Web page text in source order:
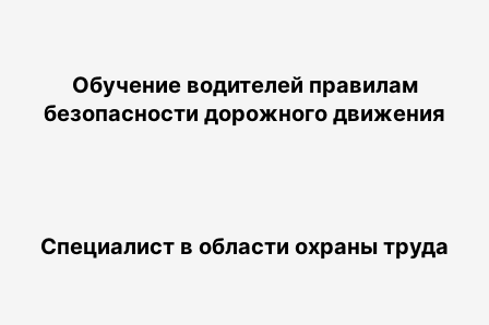
Обучение водителей правилам
безопасности дорожного движения
Специалист в области охраны труда